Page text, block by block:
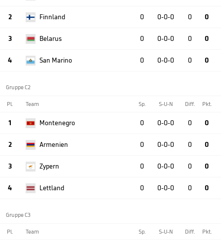
2 Finnland 0 0-0-0 0 0
3 Belarus 0 0-0-0 0 0
4 San Marino 0 0-0-0 0 0
Gruppe C2
Pl. Team Sp. S-U-N Diff. Pkt.
1 Montenegro 0 0-0-0 0 0
2 Armenien 0 0-0-0 0 0
3 Zypern 0 0-0-0 0 0
4 Lettland 0 0-0-0 0 0
Gruppe C3
Pl. Team Sp. S-U-N Diff. Pkt.